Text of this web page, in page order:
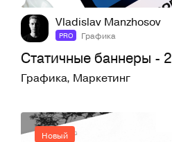
Vladislav Manzhosov
PRO Графика
Статичные баннеры - 2
Графика, Маркетинг
Новый